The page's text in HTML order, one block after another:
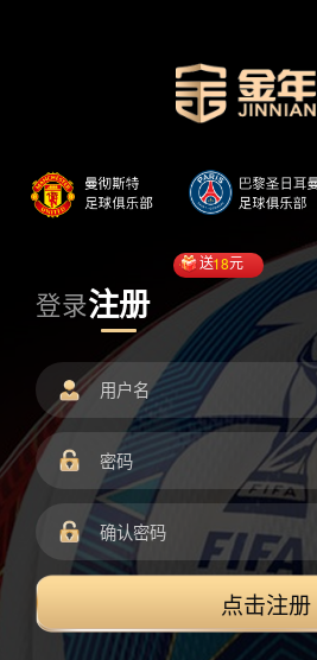
登录注册
送18元
点击注册